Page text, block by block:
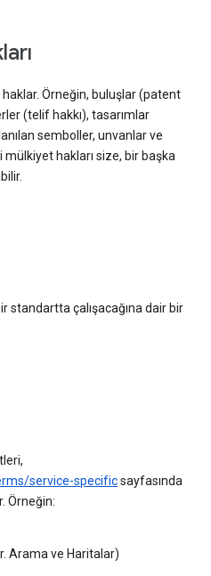
Örneğin, buluşlar (patent
(telif hakkı), tasarımlar
semboller, unvanlar ve
hakları size, bir başka
standartta çalışacağına dair bir
service-specificsayfasında
Örneğin:
Arama ve Haritalar)